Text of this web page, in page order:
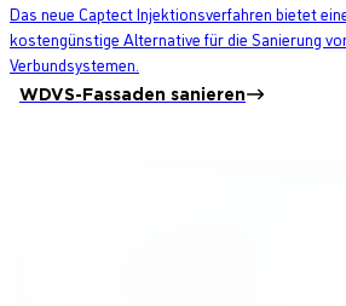
Das neue Captect Injektionsverfahren bietet
kostengünstige Alternative für die Sanierung
Verbundsystemen.
WDVS-Fassaden sanieren